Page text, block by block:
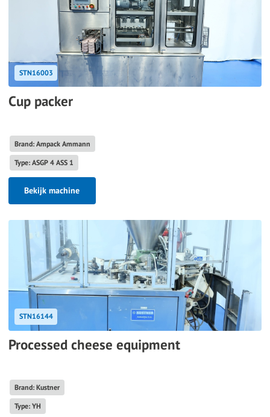
STN16003
Cup packer
Brand: Ampack Ammann
Type: ASGP 4 ASS 1
Bekijk machine
STN16144
Processed cheese equipment
Brand: Kustner
Type: YH